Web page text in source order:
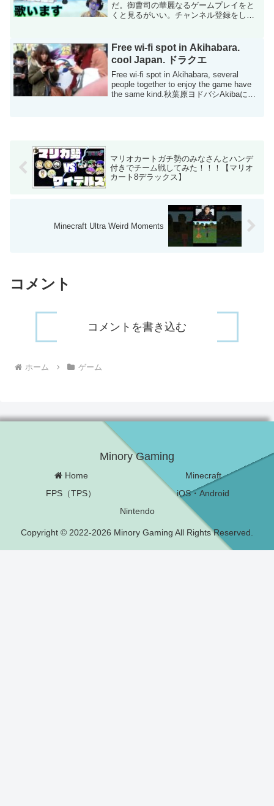
だ。御曹司の華麗なるゲームプレイをと
くと見るがいい。チャンネル登録をした
投稿者 時代が俺に追いついたGa...
Free wi-fi spot in Akihabara.
cool Japan. ドラクエ
Free wi-fi spot in Akihabara, several
people together to enjoy the game have
the same kind.秋葉原ヨドバシAkibaに
マリオカートガチ勢のみなさんとハンデ
付きでチーム戦してみた！！！【マリオ
カート8デラックス】
Minecraft Ultra Weird Moments
コメント
コメントを書き込む
ホーム ゲーム
Minory Gaming
Home
Minecraft
FPS（TPS）
iOS・Android
Nintendo
Copyright © 2022-2026 Minory Gaming All Rights Reserved.